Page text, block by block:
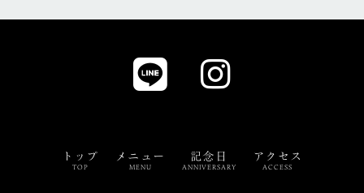
トップ
TOP
メニュー
MENU
記念日
ANNIVERSARY
アクセス
ACCESS